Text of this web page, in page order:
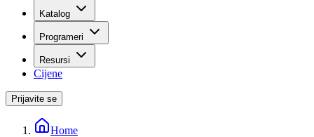
Katalog
Programeri
Resursi
Cijene
Prijavite se
Home